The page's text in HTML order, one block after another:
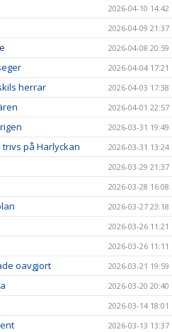
2026-04-10 14:42
2026-04-09 21:37
2026-04-08 20:59
2026-04-04 17:21
herrar 2026-04-03 17:38
2026-04-01 22:57
2026-03-31 19:49
på Harlyckan 2026-03-31 13:24
2026-03-29 21:37
2026-03-28 16:08
2026-03-27 23:18
2026-03-26 11:21
2026-03-26 11:11
oavgjort 2026-03-21 19:59
2026-03-20 20:40
2026-03-14 18:01
2026-03-13 13:37